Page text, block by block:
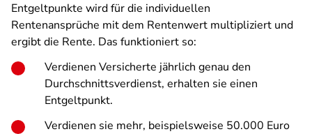
Entgeltpunkte wird für die individuellen
Rentenansprüche mit dem Rentenwert multipliziert und
ergibt die Rente. Das funktioniert so:
Verdienen Versicherte jährlich genau den
Durchschnittsverdienst, erhalten sie einen
Entgeltpunkt.
Verdienen sie mehr, beispielsweise 50.000 Euro